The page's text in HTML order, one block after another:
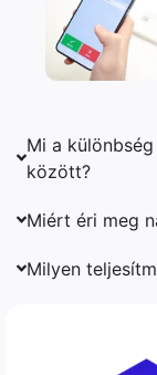
Mi a
között?
Miért éri meg
Milyen